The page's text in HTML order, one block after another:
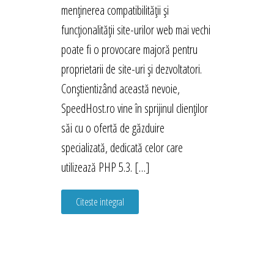
menținerea compatibilității și
funcționalității site-urilor web mai vechi
poate fi o provocare majoră pentru
proprietarii de site-uri și dezvoltatori.
Conștientizând această nevoie,
SpeedHost.ro vine în sprijinul clienților
săi cu o ofertă de găzduire
specializată, dedicată celor care
utilizează PHP 5.3. […]
Citeste integral